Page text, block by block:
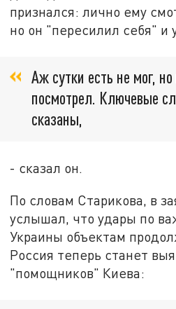
признался: лично ему
но он "пересилил себя" и
Аж сутки есть не мог, но
посмотрел. Ключевые
сказаны,
- сказал он.
По словам Старикова, в
услышал, что удары по
Украины объектам
Россия теперь станет
"помощников" Киева: